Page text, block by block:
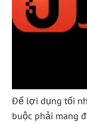
Để lợi dụng tối
buộc phải mang